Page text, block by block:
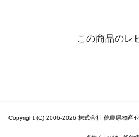
この商品のレ
Copyright (C) 2006-2026 株式会社 徳島県物産